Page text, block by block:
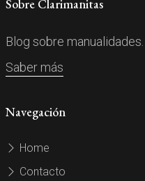
Sobre Clarimanitas
Blog sobre manualidades.
Saber más
Navegación
Home
Contacto